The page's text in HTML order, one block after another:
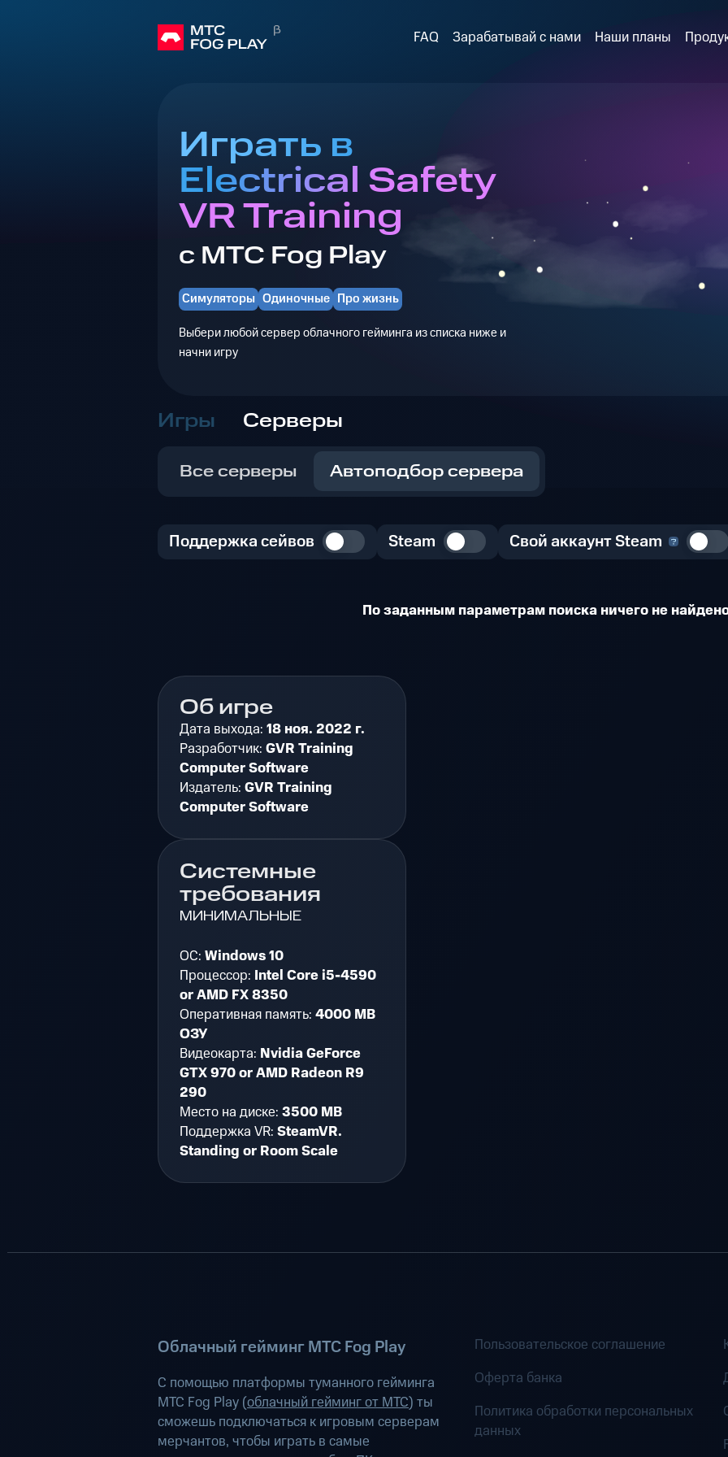
FAQ Зарабатывай с нами Наши планы
Играть в
Electrical Safety
VR Training
с МТС Fog Play
Симуляторы Одиночные Про жизнь
Выбери любой сервер облачного гейминга из списка ниже и
начни игру
Игры Серверы
Все серверы Автоподбор сервера
Поддержка сейвов Steam Свой аккаунт Steam
По заданным параметрам поиска ничего не
Об игре
Дата выхода: 18 ноя. 2022 г.
Разработчик: GVR Training
Computer Software
Издатель: GVR Training
Computer Software
Системные
требования
МИНИМАЛЬНЫЕ
ОС: Windows 10
Процессор: Intel Core i5-4590
or AMD FX 8350
Оперативная память: 4000 MB
ОЗУ
Видеокарта: Nvidia GeForce
GTX 970 or AMD Radeon R9
290
Место на диске: 3500 MB
Поддержка VR: SteamVR.
Standing or Room Scale
Облачный гейминг МТС Fog Play
С помощью платформы туманного гейминга
МТС Fog Play (облачный гейминг от МТС) ты
сможешь подключаться к игровым серверам
мерчантов, чтобы играть в самые
Пользовательское соглашение
Оферта банка
Политика обработки персональных
данных